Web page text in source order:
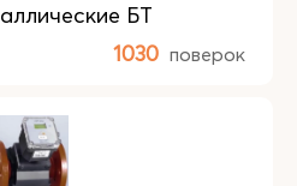
БТ
1030 поверок